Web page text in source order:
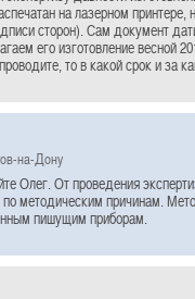
на лазерном
сторон). Сам документ
его изготовление весной
то в какой срок и за
на-Дону
Олег. От проведения
по методическим причинам.
пишущим приборам.